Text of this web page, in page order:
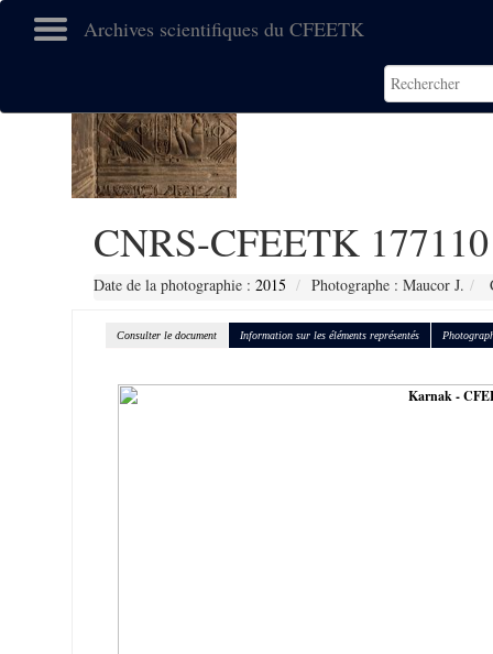
Archives scientifiques du CFEETK
CNRS-CFEETK 177110
Date de la photographie : 2015 Photographe : Maucor J.
Consulter le document Information sur les éléments représentés